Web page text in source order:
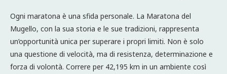
Ogni maratona è una sfida personale. La Maratona del
Mugello, con la sua storia e le sue tradizioni, rappresenta
un’opportunità unica per superare i propri limiti. Non è solo
una questione di velocità, ma di resistenza, determinazione e
forza di volontà. Correre per 42,195 km in un ambiente così